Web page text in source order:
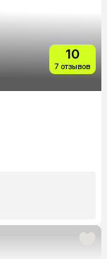
10
7 отзывов